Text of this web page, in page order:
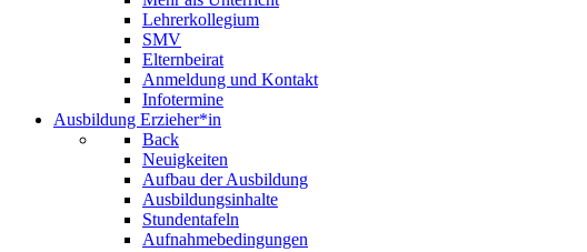
Lehrerkollegium
SMV
Elternbeirat
Anmeldung und Kontakt
Infotermine
Ausbildung Erzieher*in
Back
Neuigkeiten
Aufbau der Ausbildung
Ausbildungsinhalte
Stundentafeln
Aufnahmebedingungen